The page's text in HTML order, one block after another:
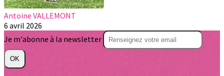
Antoine VALLEMONT
6 avril 2026
Je m'abonne à la newsletter
OK